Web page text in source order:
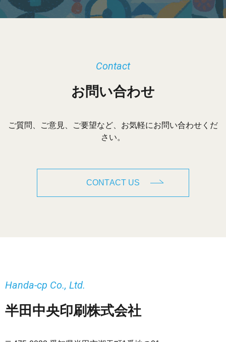
お問い合わせ
Contact
ご質問、ご意見、ご要望など、お気軽にお問い合わせくだ
さい。
CONTACT US
半田中央印刷株式会社
Handa-cp Co., Ltd.